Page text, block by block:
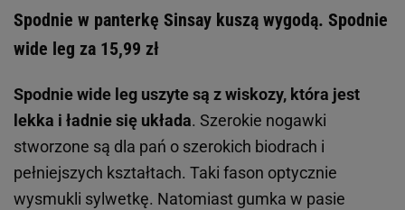
Spodnie w panterkę Sinsay kuszą wygodą. Spodnie
wide leg za 15,99 zł
Spodnie wide leg uszyte są z wiskozy, która jest
lekka i ładnie się układa. Szerokie nogawki
stworzone są dla pań o szerokich biodrach i
pełniejszych kształtach. Taki fason optycznie
wysmukli sylwetkę. Natomiast gumka w pasie